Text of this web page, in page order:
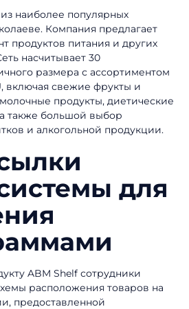
наиболее популярных
Компания предлагает
продуктов питания и других
насчитывает 30
размера с ассортиментом
включая свежие фрукты и
продукты, диетические
также большой выбор
и алкогольной продукции.
для
ABM Shelf сотрудники
расположения товаров на
предоставленной